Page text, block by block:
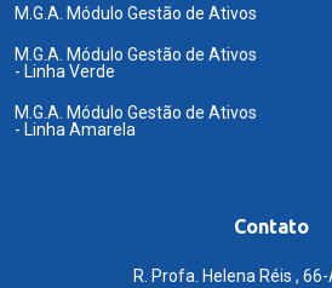
M.G.A. Módulo Gestão de Ativos
M.G.A. Módulo Gestão de Ativos
- Linha Verde
M.G.A. Módulo Gestão de Ativos
- Linha Amarela
Contato
R. Profa. Helena Réis ,